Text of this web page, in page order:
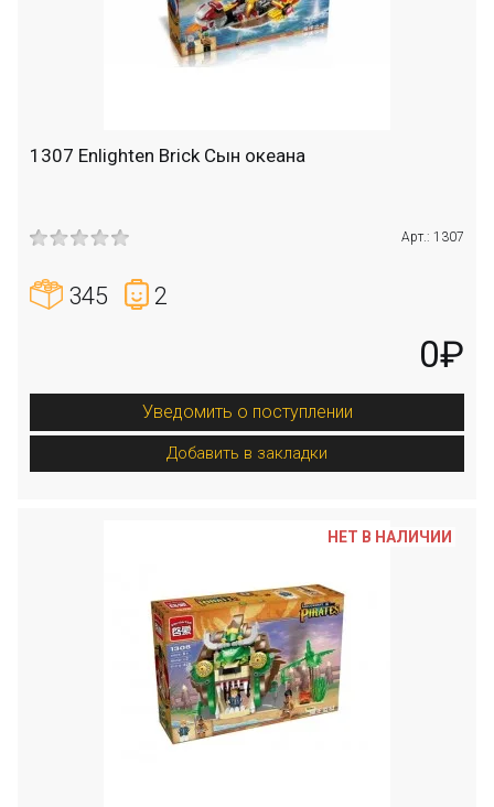
1307 Enlighten Brick Сын океана
Арт.: 1307
345 2
0₽
Уведомить о поступлении
Добавить в закладки
НЕТ В НАЛИЧИИ